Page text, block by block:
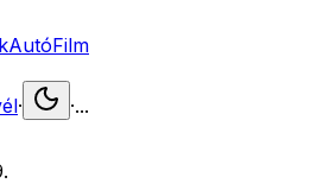
AutóFilm
· ·...